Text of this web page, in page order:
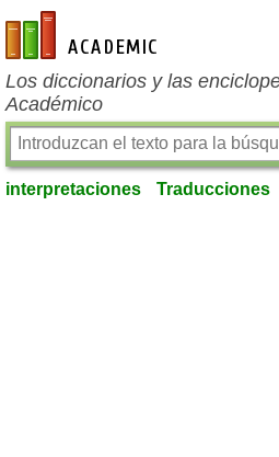
es-academic.com
Los diccionarios y las
Académico
interpretaciones Traducciones